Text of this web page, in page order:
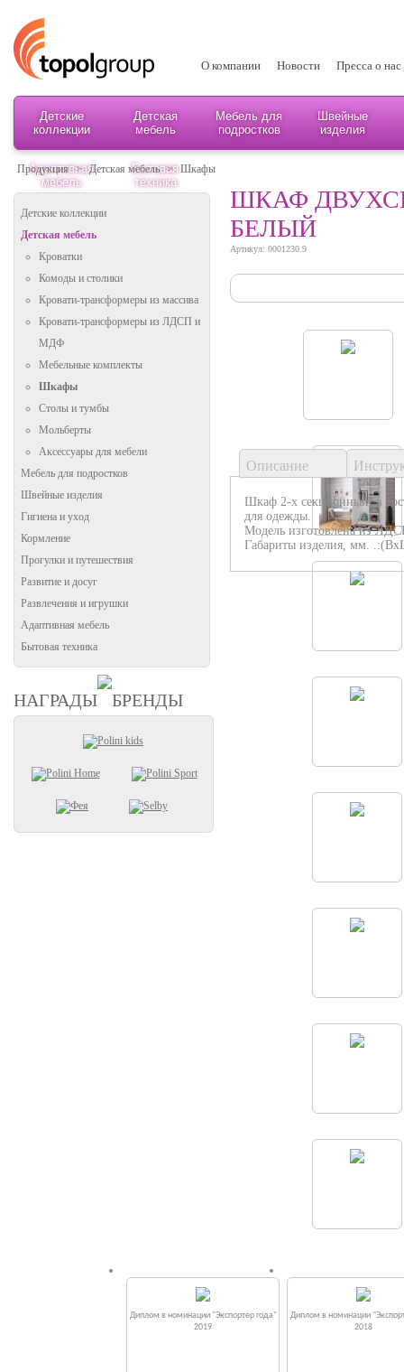
О компании Новости Пресса о нас
Детские
коллекции
Детская
мебель
Мебель для
подростков
Швейные
изделия
Адаптивная
мебель
Бытовая
техника
Продукция > Детская мебель > Шкафы
Детские коллекции
Детская мебель
Кроватки
Комоды и столики
Кровати-трансформеры из массива
Кровати-трансформеры из ЛДСП и
МДФ
Мебельные комплекты
Шкафы
Столы и тумбы
Мольберты
Аксессуары для мебели
Мебель для подростков
Швейные изделия
Гигиена и уход
Кормление
Прогулки и путешествия
Развитие и досуг
Развлечения и игрушки
Адаптивная мебель
Бытовая техника
НАГРАДЫ БРЕНДЫ
ШКАФ
БЕЛЫЙ
Артикул: 0001230.9
Описание
Шкаф 2-х секционный, в
для одежды.
Модель изготовлена из
Габариты изделия, мм.
Диплом в номинации "Экспортер года"
2019
Диплом в номинации
2018